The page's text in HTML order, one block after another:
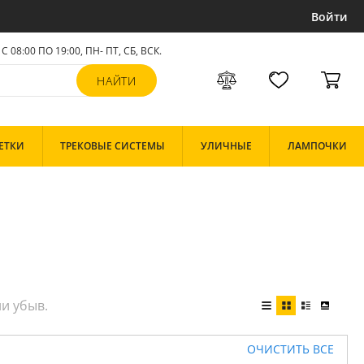
Войти
С 08:00 ПО 19:00, ПН- ПТ, СБ, ВСК.
ТРЕКОВЫЕ СИСТЕМЫ УЛИЧНЫЕ ЛАМПОЧКИ
ОЧИСТИТЬ ВСЕ